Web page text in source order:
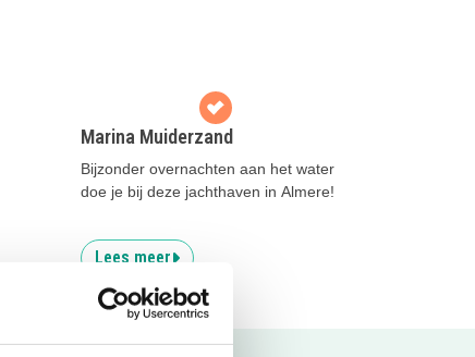
Marina Muiderzand
Bijzonder overnachten aan het water
doe je bij deze jachthaven in Almere!
Lees meer